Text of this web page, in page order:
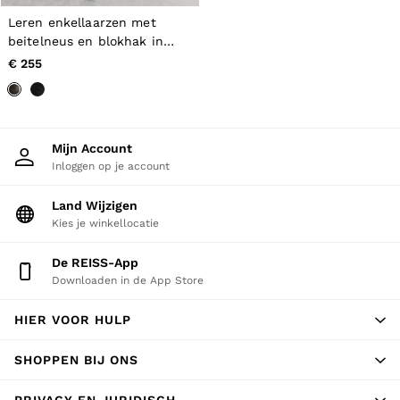
All Shoes
Belts
Ties & Pocket Squares
Reiss | McLaren Racing
Workwear
Leather & Suede
CHILDREN
BOYS'
T-Shirts & Polo Shirts
Shorts
Knitwear
Co-ords
Trousers & Jeans
Leren enkellaarzen met
beitelneus en blokhak in
chocoladebruin
€ 255
Mijn Account
Inloggen op je account
Land Wijzigen
Kies je winkellocatie
De REISS-App
Downloaden in de App Store
HIER VOOR HULP
SHOPPEN BIJ ONS